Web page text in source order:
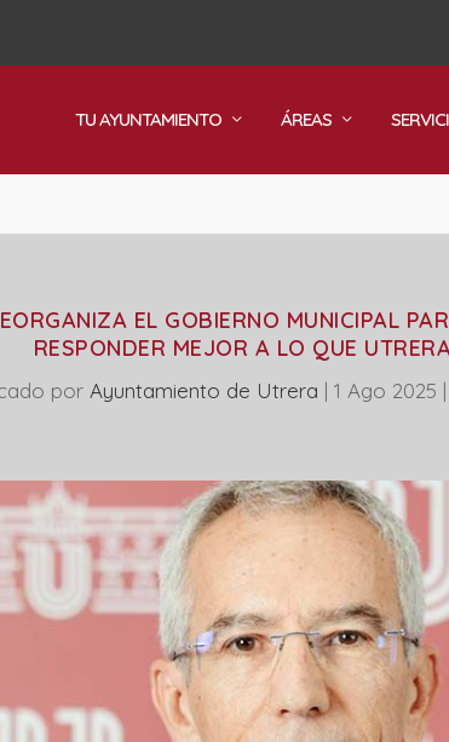
TU AYUNTAMIENTO ÁREAS
EL GOBIERNO MUNICIPAL
RESPONDER MEJOR A LO QUE
por Ayuntamiento de Utrera | 1 Ago 2025 |